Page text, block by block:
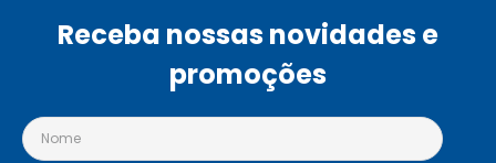
Receba nossas novidades e
promoções